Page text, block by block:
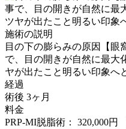
施術の説明
目の下の膨らみの原因【眼
で、目の開きが自然に最大
ヤが出たこと明るい印象へ
経過
術後 3ヶ月
料金
PRP-MI脱脂術： 320,000円